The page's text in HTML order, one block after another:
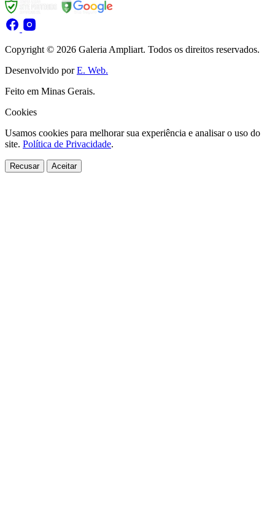
Copyright © 2026 Galeria Ampliart. Todos os direitos reservados.
Desenvolvido porE. Web.
Feito em Minas Gerais.
Cookies
Usamos cookies para melhorar sua experiência e analisar o uso do
site. Política de Privacidade.
Recusar Aceitar